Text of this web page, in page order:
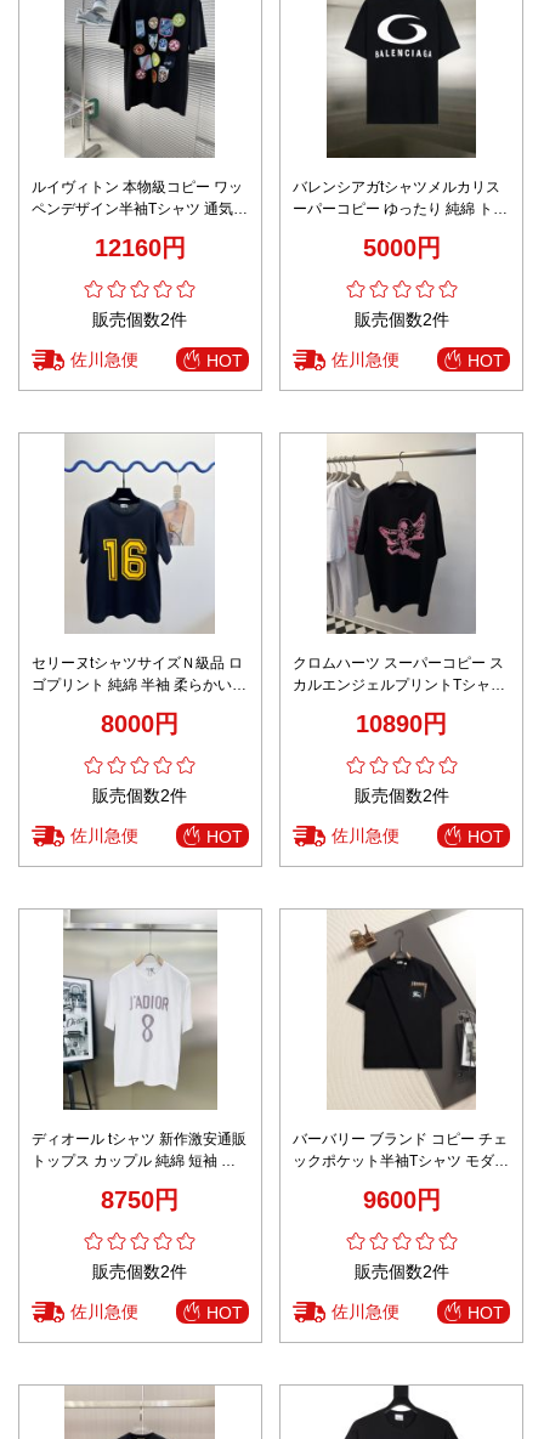
ルイヴィトン 本物級コピー ワッ
ペンデザイン半袖Tシャツ 通気
12160円
販売個数2件
佐川急便 HOT
バレンシアガtシャツメルカリス
ーパーコピー ゆったり 純綿 トッ
5000円
販売個数2件
佐川急便 HOT
セリーヌtシャツサイズＮ級品 ロ
ゴプリント 純綿 半袖 柔らかい
男女兼用 ブラック
8000円
販売個数2件
佐川急便 HOT
クロムハーツ スーパーコピー ス
カルエンジェルプリントTシャツ
10890円
販売個数2件
佐川急便 HOT
ディオール tシャツ 新作激安通販
トップス カップル 純綿 短袖 柔
選 ホワイト8750円
販売個数2件
佐川急便 HOT
バーバリー ブランド コピー チェ
ックポケット半袖Tシャツ モダン
9600円
販売個数2件
佐川急便 HOT